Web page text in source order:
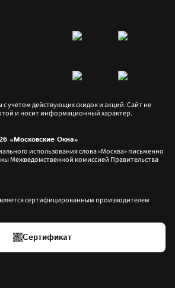
с учетом действующих скидок и акций. Сайт не
и носит информационный характер.
«Московские Окна»
использования слова «Москва» письменно
Межведомственной комиссией Правительства
сертифицированным производителем
Сертификат